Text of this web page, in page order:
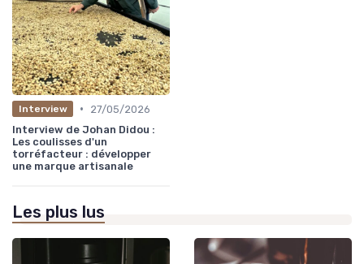
Interview •
27/05/2026
Interview de Johan Didou :
Les coulisses d'un
torréfacteur : développer
une marque artisanale
Les plus lus